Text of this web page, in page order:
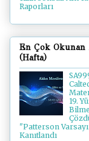
Raporları
En Çok Okunan
(Hafta)
19.
"Patterson
Kanıtlandı